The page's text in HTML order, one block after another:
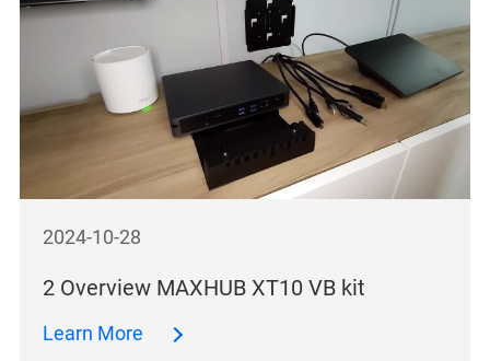
2024-10-28
2 Overview MAXHUB XT10 VB kit
Learn More